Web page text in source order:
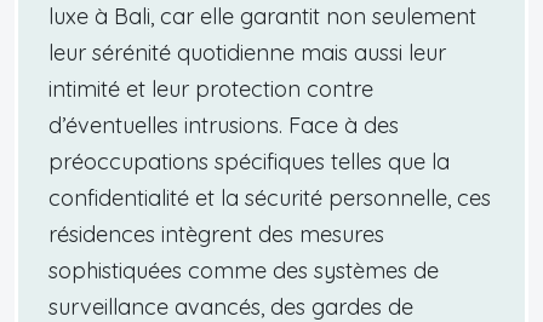
luxe à Bali, car elle garantit non seulement
leur sérénité quotidienne mais aussi leur
intimité et leur protection contre
d’éventuelles intrusions. Face à des
préoccupations spécifiques telles que la
confidentialité et la sécurité personnelle, ces
résidences intègrent des mesures
sophistiquées comme des systèmes de
surveillance avancés, des gardes de